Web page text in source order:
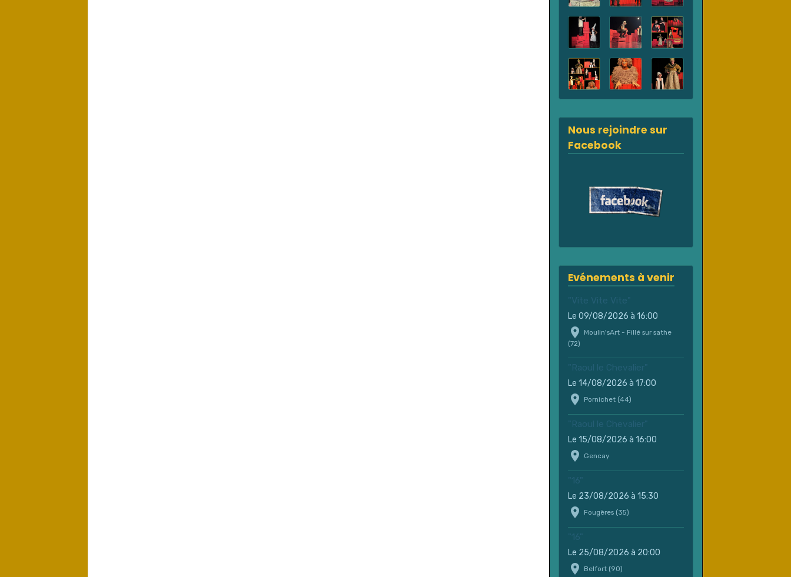
Nous rejoindre sur
Facebook
Evénements à venir
"Vite Vite Vite"
Le 09/08/2026 à 16:00
Moulin'sArt - Fillé sur sathe
(72)
"Raoul le Chevalier"
Le 14/08/2026 à 17:00
Pornichet (44)
"Raoul le Chevalier"
Le 15/08/2026 à 16:00
Gencay
"16"
Le 23/08/2026 à 15:30
Fougères (35)
"16"
Le 25/08/2026 à 20:00
Belfort (90)